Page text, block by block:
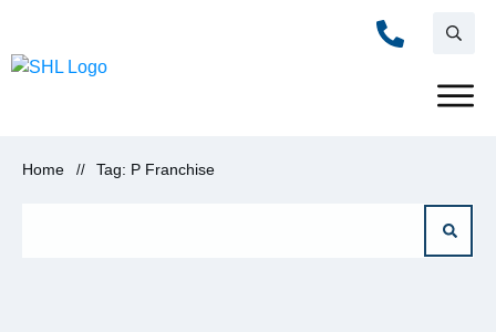
Home // Tag: P Franchise